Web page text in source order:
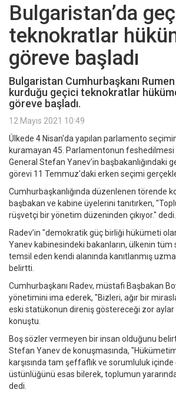
Bulgaristan’da
teknokratlar
göreve başladı
Bulgaristan Cumhurbaşkanı Rumen
kurduğu geçici teknokratlar
göreve başladı.
12 Mayıs 2021 10:49
Ülkede 4 Nisan'da yapılan parlamento
kuramayan 45. Parlamentonun
General Stefan Yanev’in başbakanlığındaki
görevi 11 Temmuz'daki erken seçimi
Cumhurbaşkanlığında düzenlenen törende
başbakan ve kabine üyelerini tanıtırken,
rüşvetçi bir yönetim düzeninden çıkıyor." dedi.
Radev’in "demokratik güç birliği hükümeti
Yanev kabinesindeki bakanların, ülkenin tüm
temsil eden kendi alanında kanıtlanmış
belirtti.
Cumhurbaşkanı Radev, müstafi Başbakan
yönetimini ima ederek, "Bizleri, ağır bir
eski statükonun direniş göstereceği zor aylar
konuştu.
Boş sözler vermeyen bir insan olduğunu
Stefan Yanev de konuşmasında,
karşısında tam şeffaflık ve sorumluluk içinde
üstünlüğünü esas bilerek, toplumun
dedi.